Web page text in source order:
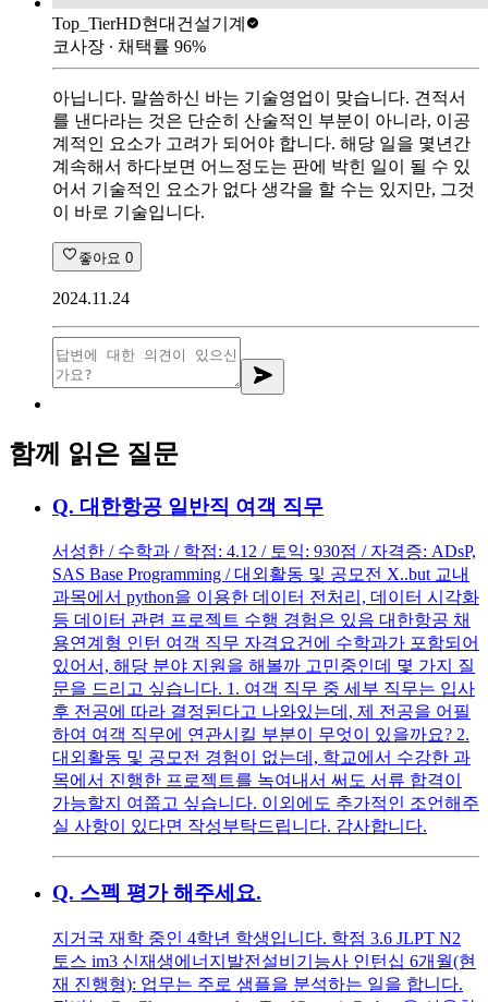
Top_TierHD현대건설기계
코사장 ∙ 채택률 96%
아닙니다. 말씀하신 바는 기술영업이 맞습니다. 견적서
를 낸다라는 것은 단순히 산술적인 부분이 아니라, 이공
계적인 요소가 고려가 되어야 합니다. 해당 일을 몇년간
계속해서 하다보면 어느정도는 판에 박힌 일이 될 수 있
어서 기술적인 요소가 없다 생각을 할 수는 있지만, 그것
이 바로 기술입니다.
좋아요 0
2024.11.24
함께 읽은 질문
Q. 대한항공 일반직 여객 직무
서성한 / 수학과 / 학점: 4.12 / 토익: 930점 / 자격증: ADsP,
SAS Base Programming / 대외활동 및 공모전 X..but 교내
과목에서 python을 이용한 데이터 전처리, 데이터 시각화
등 데이터 관련 프로젝트 수행 경험은 있음 대한항공 채
용연계형 인턴 여객 직무 자격요건에 수학과가 포함되어
있어서, 해당 분야 지원을 해볼까 고민중인데 몇 가지 질
문을 드리고 싶습니다. 1. 여객 직무 중 세부 직무는 입사
후 전공에 따라 결정된다고 나와있는데, 제 전공을 어필
하여 여객 직무에 연관시킬 부분이 무엇이 있을까요? 2.
대외활동 및 공모전 경험이 없는데, 학교에서 수강한 과
목에서 진행한 프로젝트를 녹여내서 써도 서류 합격이
가능할지 여쭙고 싶습니다. 이외에도 추가적인 조언해주
실 사항이 있다면 작성부탁드립니다. 감사합니다.
Q. 스펙 평가 해주세요.
지거국 재학 중인 4학년 학생입니다. 학점 3.6 JLPT N2
토스 im3 신재생에너지발전설비기능사 인턴십 6개월(현
재 진행형): 업무는 주로 샘플을 분석하는 일을 합니다.